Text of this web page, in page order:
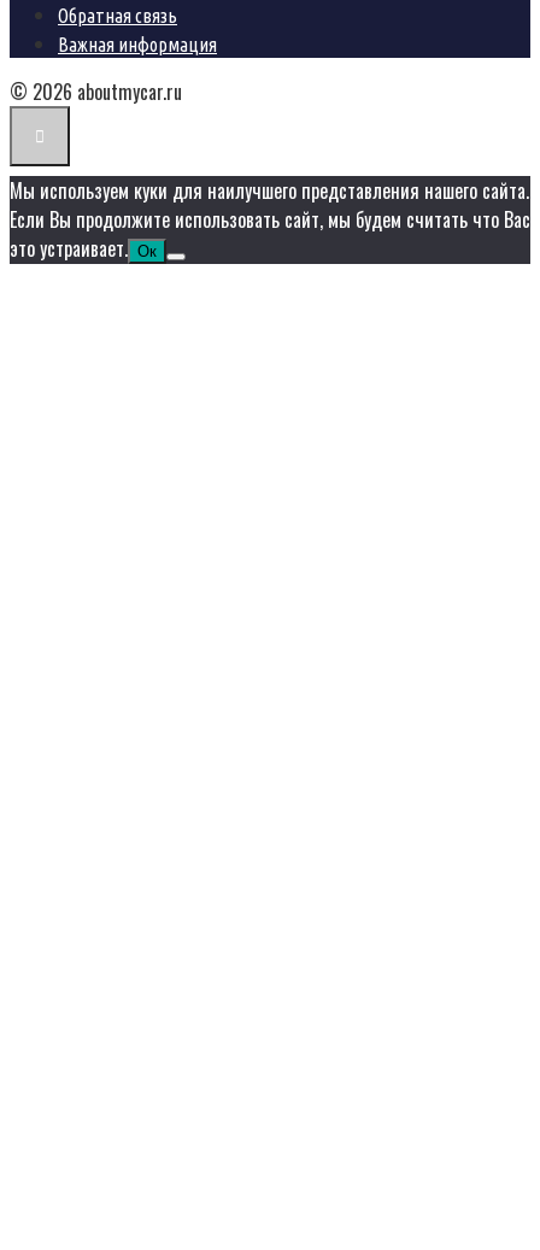
Обратная связь
Важная информация
© 2026 aboutmycar.ru
Мы используем куки для наилучшего представления нашего сайта.
Если Вы продолжите использовать сайт, мы будем считать что Вас
это устраивает. Ок